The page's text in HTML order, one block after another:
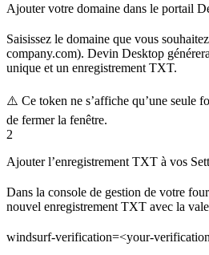
Ajouter votre domaine dans le portail
Saisissez le domaine que vous
company.com). Devin Desktop
unique et un enregistrement TXT.
⚠️ Ce token ne s’affiche qu’une seule
de fermer la fenêtre.
2
Ajouter l’enregistrement TXT à vos
Dans la console de gestion de votre
nouvel enregistrement TXT avec la
windsurf-verification=<your-